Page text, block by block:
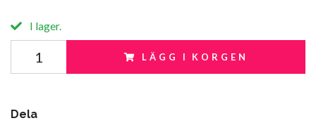
I lager.
LÄGG I KORGEN
Dela